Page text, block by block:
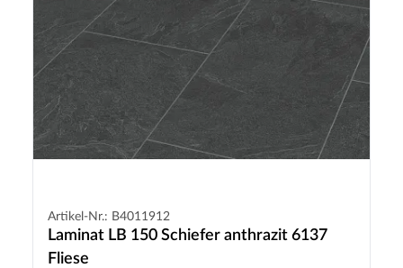
Artikel-Nr.: B4011912
Laminat LB 150 Schiefer anthrazit 6137
Fliese